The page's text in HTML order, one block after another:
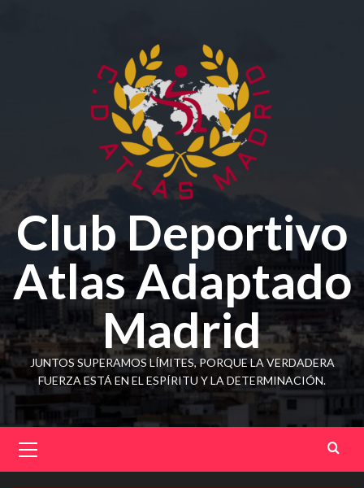
Club Deportivo
Atlas Adaptado
Madrid
JUNTOS SUPERAMOS LÍMITES, PORQUE LA VERDADERA
FUERZA ESTÁ EN EL ESPÍRITU Y LA DETERMINACIÓN.